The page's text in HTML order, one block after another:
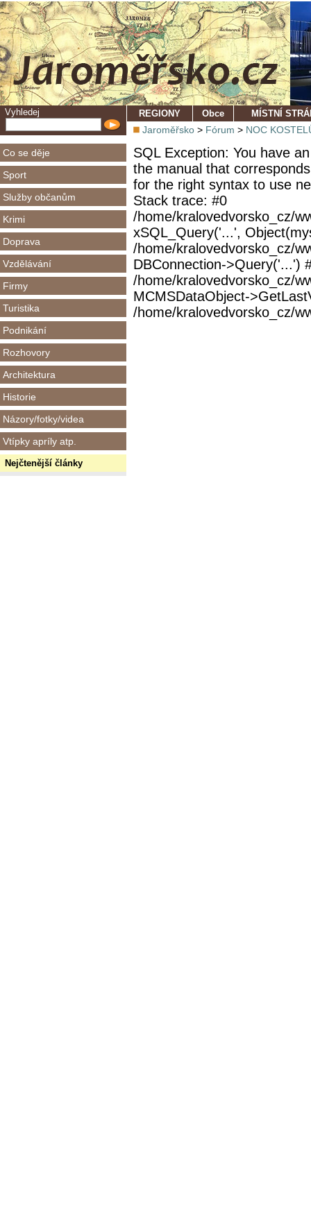
Vyhledej
Co se děje
Sport
Služby občanům
Krimi
Doprava
Vzdělávání
Firmy
Turistika
Podnikání
Rozhovory
Architektura
Historie
Názory/fotky/videa
Vtípky apríly atp.
Nejčtenější články
REGIONY Obce MÍSTNÍ
Jaroměřsko > Fórum > NOC
SQL Exception: You have
the manual that
for the right syntax to use
Stack trace: #0
/home/kralovedvorsko_cz/
xSQL_Query('...',
/home/kralovedvorsko_cz/
DBConnection->Query('...')
/home/kralovedvorsko_cz/
MCMSDataObject-
/home/kralovedvorsko_cz/